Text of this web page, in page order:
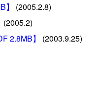
(2005.2.8)
(2005.2)
2.8MB】
(2003.9.25)